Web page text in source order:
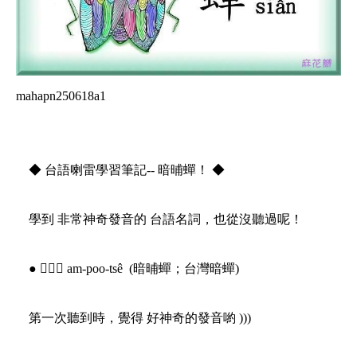
mahapn250618a1
◆ 台語喇雷學習筆記-- 暗晡蟬！ ◆
學到 非常神奇發音的 台語名詞，也從沒聽過呢！
● 𧌄蜅蠐 am-poo-tsê (暗晡蟬；台灣暗蟬)
第一次聽到時，覺得 好神奇的發音喲 )))